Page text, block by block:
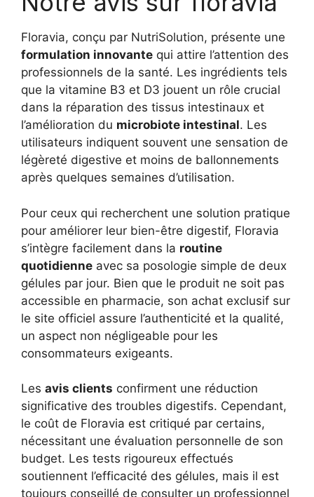
Floravia, conçu par NutriSolution, présente une
formulation innovante qui attire l’attention des
professionnels de la santé. Les ingrédients tels
que la vitamine B3 et D3 jouent un rôle crucial
dans la réparation des tissus intestinaux et
l’amélioration du microbiote intestinal. Les
utilisateurs indiquent souvent une sensation de
légèreté digestive et moins de ballonnements
après quelques semaines d’utilisation.
Pour ceux qui recherchent une solution pratique
pour améliorer leur bien-être digestif, Floravia
s’intègre facilement dans la routine
quotidienne avec sa posologie simple de deux
gélules par jour. Bien que le produit ne soit pas
accessible en pharmacie, son achat exclusif sur
le site officiel assure l’authenticité et la qualité,
un aspect non négligeable pour les
consommateurs exigeants.
Les avis clients confirment une réduction
significative des troubles digestifs. Cependant,
le coût de Floravia est critiqué par certains,
nécessitant une évaluation personnelle de son
budget. Les tests rigoureux effectués
soutiennent l’efficacité des gélules, mais il est
toujours conseillé de consulter un professionnel